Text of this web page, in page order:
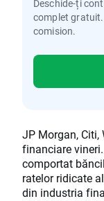
Deschide-ți
complet
comision.
JP Morgan, Citi,
financiare
comportat
ratelor ridicate
din industria